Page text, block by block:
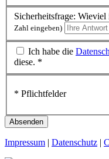
Sicherheitsfrage:
Zahl eingeben)
Ich habe die
diese. *
* Pflichtfelder
Impressum | Datenschutz |